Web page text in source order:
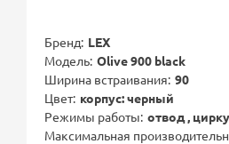
Бренд LEX
Модель Olive 900 black
Ширина встраивания 90
Цвет корпус: черный
Режимы работы отвод ,
Максимальная